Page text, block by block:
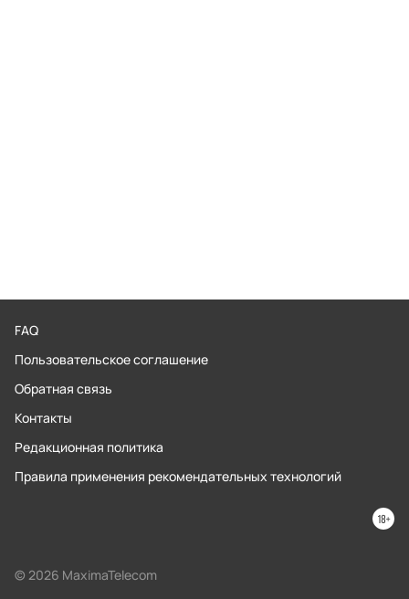
FAQ
Пользовательское соглашение
Обратная связь
Контакты
Редакционная политика
Правила применения рекомендательных технологий
© 2026 MaximaTelecom